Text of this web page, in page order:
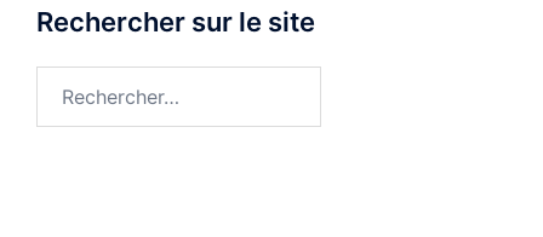
Rechercher sur le site